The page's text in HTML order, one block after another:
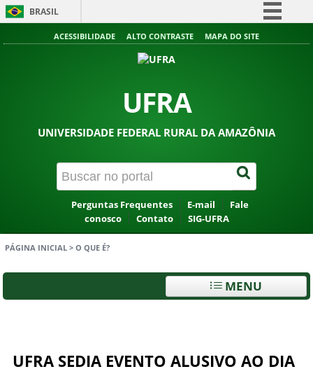
BRASIL
Simplifique!
Acesso à informação
ACESSIBILIDADE ALTO CONTRASTE MAPA DO SITE
UFRA
UNIVERSIDADE FEDERAL RURAL DA AMAZÔNIA
Perguntas Frequentes E-mail
Fale
conosco
Contato SIG-UFRA
PÁGINA INICIAL > O QUE É?
MENU
UFRA SEDIA EVENTO ALUSIVO AO DIA